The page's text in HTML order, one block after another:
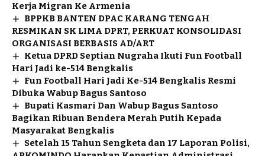
Kerja Migran Ke Armenia
BPPKB BANTEN DPAC KARANG TENGAH
RESMIKAN SK LIMA DPRT, PERKUAT KONSOLIDASI
ORGANISASI BERBASIS AD/ART
Ketua DPRD Septian Nugraha Ikuti Fun Football
Hari Jadi ke-514 Bengkalis
Fun Football Hari Jadi Ke-514 Bengkalis Resmi
Dibuka Wabup Bagus Santoso
Bupati Kasmari Dan Wabup Bagus Santoso
Bagikan Ribuan Bendera Merah Putih Kepada
Masyarakat Bengkalis
Setelah 15 Tahun Sengketa dan 17 Laporan Polisi,